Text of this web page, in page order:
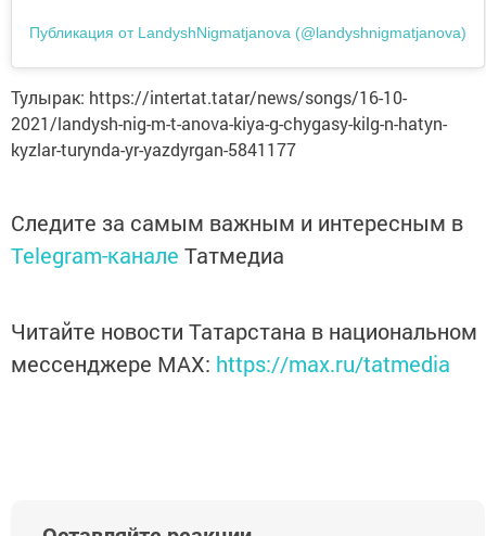
Публикация от LandyshNigmatjanova (@landyshnigmatjanova)
Тулырак: https://intertat.tatar/news/songs/16-10-
2021/landysh-nig-m-t-anova-kiya-g-chygasy-kilg-n-hatyn-
kyzlar-turynda-yr-yazdyrgan-5841177
Следите за самым важным и интересным в
Telegram-канале Татмедиа
Читайте новости Татарстана в национальном
мессенджере MАХ: https://max.ru/tatmedia